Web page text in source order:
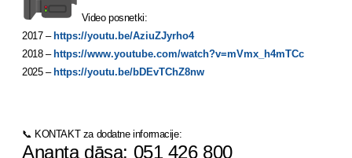
Video posnetki:
2017 – https://youtu.be/AziuZJyrho4
2018 – https://www.youtube.com/watch?v=mVmx_h4mTCc
2025 – https://youtu.be/bDEvTChZ8nw
📞 KONTAKT za dodatne informacije:
Ananta dāsa: 051 426 800